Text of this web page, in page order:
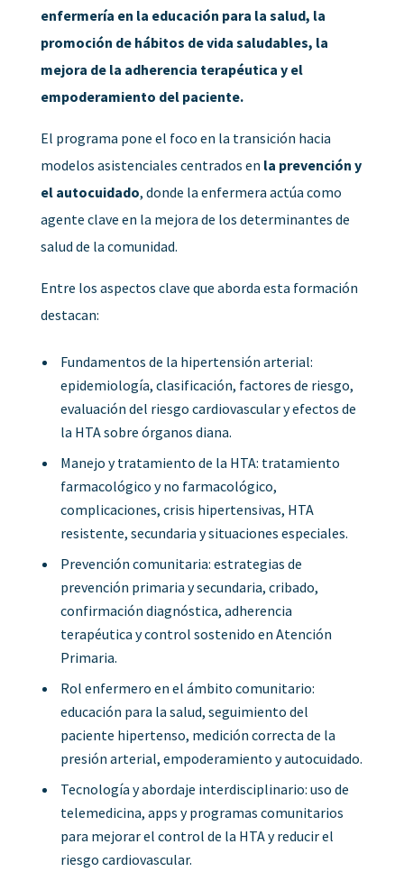
enfermería en la educación para la salud, la
promoción de hábitos de vida saludables, la
mejora de la adherencia terapéutica y el
empoderamiento del paciente.
El programa pone el foco en la transición hacia
modelos asistenciales centrados en la prevención y
el autocuidado, donde la enfermera actúa como
agente clave en la mejora de los determinantes de
salud de la comunidad.
Entre los aspectos clave que aborda esta formación
destacan:
Fundamentos de la hipertensión arterial:
epidemiología, clasificación, factores de riesgo,
evaluación del riesgo cardiovascular y efectos de
la HTA sobre órganos diana.
Manejo y tratamiento de la HTA: tratamiento
farmacológico y no farmacológico,
complicaciones, crisis hipertensivas, HTA
resistente, secundaria y situaciones especiales.
Prevención comunitaria: estrategias de
prevención primaria y secundaria, cribado,
confirmación diagnóstica, adherencia
terapéutica y control sostenido en Atención
Primaria.
Rol enfermero en el ámbito comunitario:
educación para la salud, seguimiento del
paciente hipertenso, medición correcta de la
presión arterial, empoderamiento y autocuidado.
Tecnología y abordaje interdisciplinario: uso de
telemedicina, apps y programas comunitarios
para mejorar el control de la HTA y reducir el
riesgo cardiovascular.